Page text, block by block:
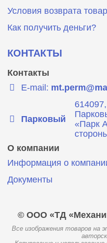
Условия возврата
Как получить деньги?
КОНТАКТЫ
Контакты
E-mail:
Парковый
«Парк
О компании
Информация о
Документы
© ООО «ТД
Все изображения товаров на